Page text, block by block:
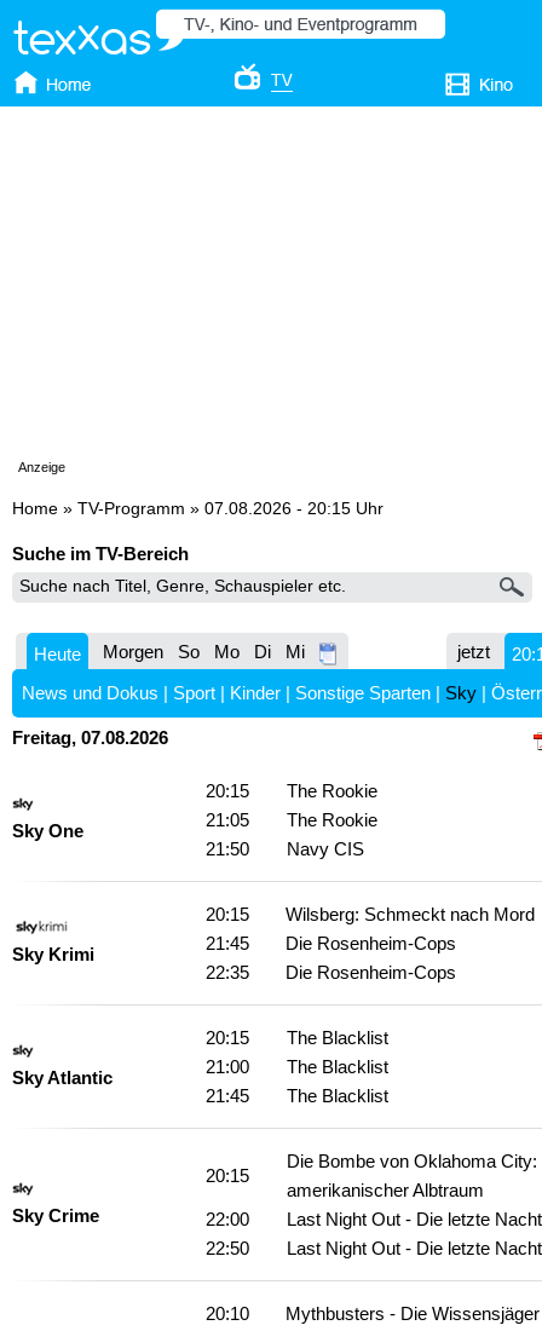
Anzeige
Home » TV-Programm » 07.08.2026 - 20:15 Uhr
Suche im TV-Bereich
Heute Morgen So Mo Di Mi jetzt
News und Dokus | Sport | Kinder | Sonstige Sparten | Sky |
Freitag, 07.08.2026
Sky One
20:15
The Rookie
21:05
The Rookie
21:50
Navy CIS
Sky Krimi
20:15
Wilsberg: Schmeckt nach Mord
21:45
Die Rosenheim-Cops
22:35
Die Rosenheim-Cops
Sky Atlantic
20:15
The Blacklist
21:00
The Blacklist
21:45
The Blacklist
Sky Crime
20:15
Die Bombe von Oklahoma City:
amerikanischer Albtraum
22:00
Last Night Out - Die letzte Nacht
22:50
Last Night Out - Die letzte Nacht
20:10 Mythbusters - Die Wissensjäger